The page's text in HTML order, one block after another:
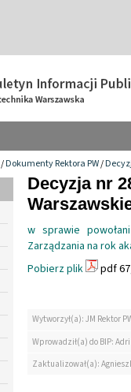
/Dokumenty Rektora PW/
Decyzja nr
w sprawie
Zarządzania na rok
Pobierz plik
pdf
Wytworzył(a): JM Rektor
Wprowadził(a) do BIP:
Zaktualizował(a):